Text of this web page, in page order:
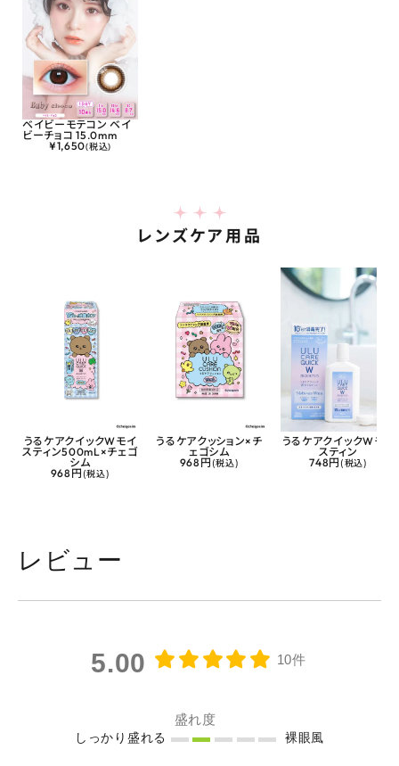
ベイビーモテコン ベイ
ビーチョコ 15.0mm
¥1,650(税込)
レンズケア用品
うるケアクイックWモイ
スティン500mL×チェゴ
シム
968円 (税込)
うるケアクッション×チ
ェゴシム
968円 (税込)
うるケアクイックWモイ
スティン
748円 (税込)
レビュー
5.00 10件
盛れ度
しっかり盛れる 裸眼風